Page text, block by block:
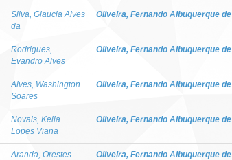
Silva, Glaucia Alves
da
Oliveira, Fernando Albuquerque de
Rodrigues,
Evandro Alves
Oliveira, Fernando Albuquerque de
Alves, Washington
Soares
Oliveira, Fernando Albuquerque de
Novais, Keila
Lopes Viana
Oliveira, Fernando Albuquerque de
Aranda, Orestes
Oliveira, Fernando Albuquerque de